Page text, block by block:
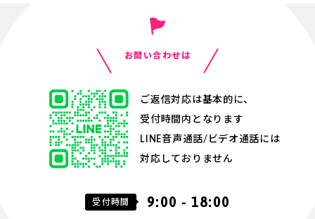
お問い合わせは
ご返信対応は基本的に、
受付時間内となります
LINE音声通話/ビデオ通話には
対応しておりません
受付時間 9:00 - 18:00